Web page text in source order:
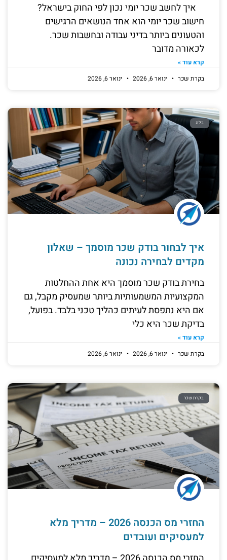
איך לחשב שכר יומי נכון לפי החוק בישראל?
חישוב שכר יומי הוא אחד הנושאים הרגישים
והטעונים ביותר בדיני עבודה ובחשבות שכר.
לכאורה מדובר
קרא עוד »
בקרת שכר
ינואר 6, 2026 ינואר 6, 2026
בלוג
איך לבחור בודק שכר מוסמך – שאלון
מקדים לבחירה נכונה
בחירת בודק שכר מוסמך היא אחת ההחלטות
המקצועיות המשמעותיות ביותר שמעסיק מקבל, גם
אם היא נתפסת לעיתים כהליך טכני בלבד. בפועל,
בדיקת שכר היא כלי
קרא עוד »
בקרת שכר
ינואר 6, 2026 ינואר 6, 2026
בקרת שכר
החזרי מס הכנסה 2026 – מדריך מלא
למעסיקים ועובדים